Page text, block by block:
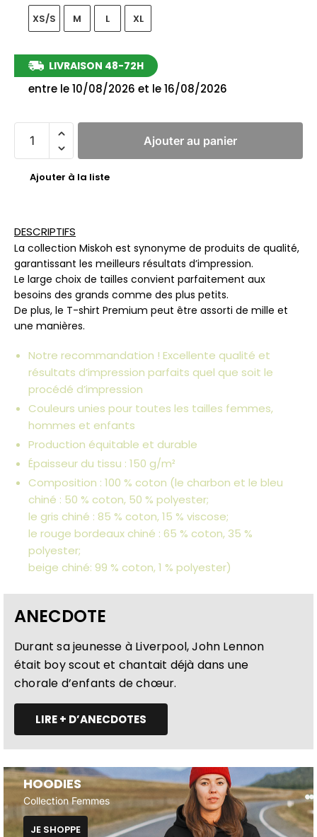
XS/S M L XL
LIVRAISON 48-72H
entre le 10/08/2026 et le 16/08/2026
Ajouter au panier
Ajouter à la liste
DESCRIPTIFS
La collection Miskoh est synonyme de produits de qualité,
garantissant les meilleurs résultats d’impression.
Le large choix de tailles convient parfaitement aux
besoins des grands comme des plus petits.
De plus, le T-shirt Premium peut être assorti de mille et
une manières.
Notre recommandation ! Excellente qualité et
résultats d’impression parfaits quel que soit le
procédé d’impression
Couleurs unies pour toutes les tailles femmes,
hommes et enfants
Production équitable et durable
Épaisseur du tissu : 150 g/m²
Composition : 100 % coton (le charbon et le bleu
chiné : 50 % coton, 50 % polyester;
le gris chiné : 85 % coton, 15 % viscose;
le rouge bordeaux chiné : 65 % coton, 35 %
polyester;
beige chiné: 99 % coton, 1 % polyester)
ANECDOTE
Durant sa jeunesse à Liverpool, John Lennon
était boy scout et chantait déjà dans une
chorale d’enfants de chœur.
LIRE + D’ANECDOTES
HOODIES
Collection Femmes
JE SHOPPE